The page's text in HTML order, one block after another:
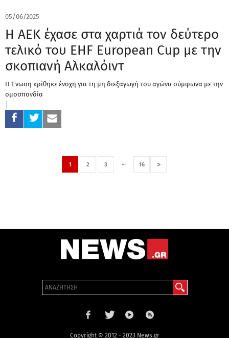
05/06/2025
H AEK έχασε στα χαρτιά τον δεύτερο
τελικό του EHF European Cup με την
σκοπιανή Αλκαλόιντ
Η Ένωση κρίθηκε ένοχη για τη μη διεξαγωγή του αγώνα σύμφωνα με την
ομοσπονδία
1 2 3 … 16 >
Copyright © 2012 - 2023 News.gr